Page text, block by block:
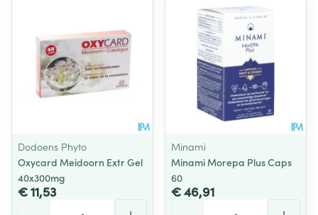
Dodoens Phyto
Oxycard Meidoorn Extr Gel
40x300mg
€ 11,53
Minami
Minami Morepa Plus Caps
60
€ 46,91